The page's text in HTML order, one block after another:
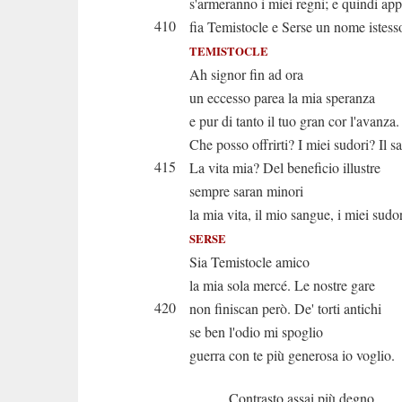
410
fia Temistocle e Serse un nome
TEMISTOCLE
Ah signor fin ad ora
un eccesso parea la mia speranza
e pur di tanto il tuo gran cor l'avanza.
Che posso offrirti? I miei sudori? Il
415
La vita mia? Del beneficio illustre
sempre saran minori
la mia vita, il mio sangue, i miei
SERSE
Sia Temistocle amico
la mia sola mercé. Le nostre gare
420
non finiscan però. De' torti antichi
se ben l'odio mi spoglio
guerra con te più generosa io voglio.
Contrasto assai più degno